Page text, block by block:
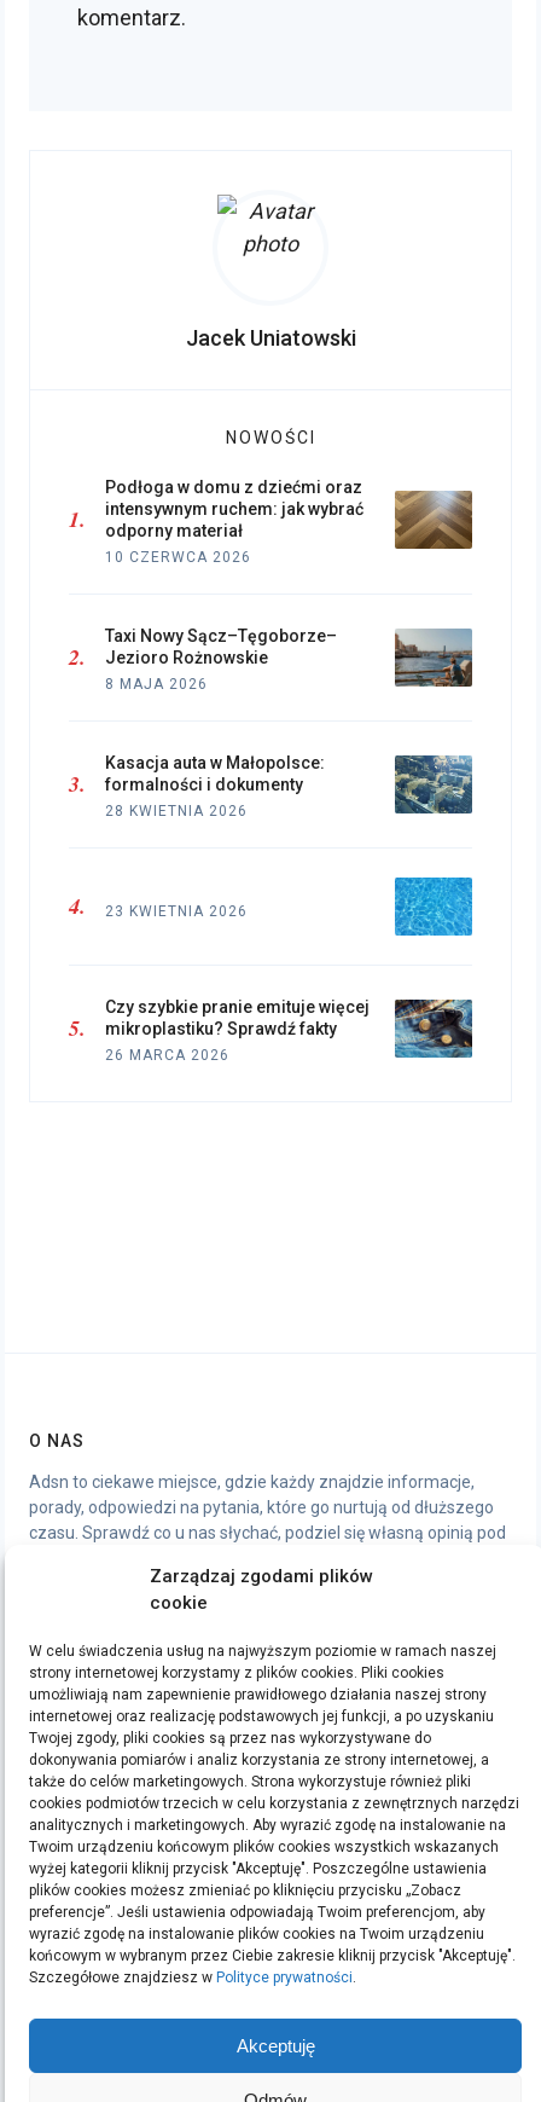
Zarządzaj zgodami plików
cookie
W celu świadczenia usług na najwyższym poziomie w ramach naszej
strony internetowej korzystamy z plików cookies. Pliki cookies
umożliwiają nam zapewnienie prawidłowego działania naszej strony
internetowej oraz realizację podstawowych jej funkcji, a po uzyskaniu
Twojej zgody, pliki cookies są przez nas wykorzystywane do
dokonywania pomiarów i analiz korzystania ze strony internetowej, a
także do celów marketingowych. Strona wykorzystuje również pliki
cookies podmiotów trzecich w celu korzystania z zewnętrznych narzędzi
analitycznych i marketingowych. Aby wyrazić zgodę na instalowanie na
Twoim urządzeniu końcowym plików cookies wszystkich wskazanych
wyżej kategorii kliknij przycisk "Akceptuję". Poszczególne ustawienia
plików cookies możesz zmieniać po kliknięciu przycisku „Zobacz
preferencje”. Jeśli ustawienia odpowiadają Twoim preferencjom, aby
wyrazić zgodę na instalowanie plików cookies na Twoim urządzeniu
końcowym w wybranym przez Ciebie zakresie kliknij przycisk "Akceptuję".
Szczegółowe znajdziesz w Polityce prywatności.
Akceptuję
komentarz.
Jacek Uniatowski
NOWOŚCI
Podłoga w domu z dziećmi oraz
intensywnym ruchem: jak wybrać
odporny materiał
10 CZERWCA 2026
Taxi Nowy Sącz–Tęgoborze–
Jezioro Rożnowskie
8 MAJA 2026
Kasacja auta w Małopolsce:
formalności i dokumenty
28 KWIETNIA 2026
23 KWIETNIA 2026
Czy szybkie pranie emituje więcej
mikroplastiku? Sprawdź fakty
26 MARCA 2026
O NAS
Adsn to ciekawe miejsce, gdzie każdy znajdzie informacje,
porady, odpowiedzi na pytania, które go nurtują od dłuższego
czasu. Sprawdź co u nas słychać, podziel się własną opinią pod
Polityka Prywatności
ETYKIETY
bieganie filmy handmade kredyt kredyty moda pomysły na prezent ręcznie
robione zakładki do książek rękodzieło sen sklep z rękodziełem sport ubrania
Szukaj:
ARCHIWA